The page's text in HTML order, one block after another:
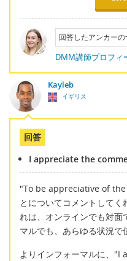
回答したアンカーの
DMM講師プロフィ
Kayleb
イギリス
回答
I appreciate the
"To be appreciative of the
とについてコメントしてく
れは、オンラインでも対面
マルでも、あらゆる状況で
よりインフォーマルに、"I